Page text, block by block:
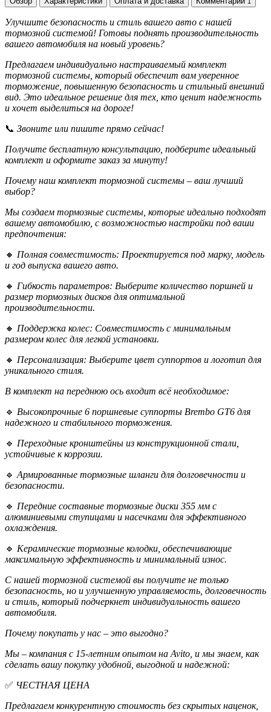
Улучшите безопасность и стиль вашего авто с нашей
тормозной системой! Готовы поднять производительность
вашего автомобиля на новый уровень?
Предлагаем индивидуально настраиваемый комплект
тормозной системы, который обеспечит вам уверенное
торможение, повышенную безопасность и стильный внешний
вид. Это идеальное решение для тех, кто ценит надежность
и хочет выделиться на дороге!
📞 Звоните или пишите прямо сейчас!
Получите бесплатную консультацию, подберите идеальный
комплект и оформите заказ за минуту!
Почему наш комплект тормозной системы – ваш лучший
выбор?
Мы создаем тормозные системы, которые идеально подходят
вашему автомобилю, с возможностью настройки под ваши
предпочтения:
🔸 Полная совместимость: Проектируется под марку, модель
и год выпуска вашего авто.
🔸 Гибкость параметров: Выберите количество поршней и
размер тормозных дисков для оптимальной
производительности.
🔸 Поддержка колес: Совместимость с минимальным
размером колес для легкой установки.
🔸 Персонализация: Выберите цвет суппортов и логотип для
уникального стиля.
В комплект на переднюю ось входит всё необходимое:
🔹 Высокопрочные 6 поршневые суппорты Brembo GT6 для
надежного и стабильного торможения.
🔹 Переходные кронштейны из конструкционной стали,
устойчивые к коррозии.
🔹 Армированные тормозные шланги для долговечности и
безопасности.
🔹 Передние составные тормозные диски 355 мм с
алюминиевыми ступицами и насечками для эффективного
охлаждения.
🔹 Керамические тормозные колодки, обеспечивающие
максимальную эффективность и минимальный износ.
С нашей тормозной системой вы получите не только
безопасность, но и улучшенную управляемость, долговечность
и стиль, который подчеркнет индивидуальность вашего
автомобиля.
Почему покупать у нас – это выгодно?
Мы – компания с 15-летним опытом на Avito, и мы знаем, как
сделать вашу покупку удобной, выгодной и надежной:
✅ ЧЕСТНАЯ ЦЕНА
Предлагаем конкурентную стоимость без скрытых наценок,